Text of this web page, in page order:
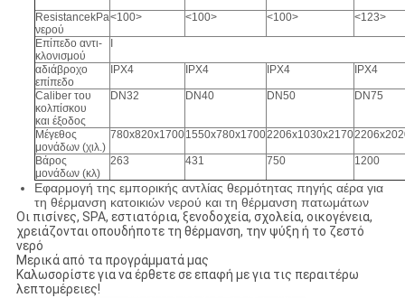
ResistancekPa
νερού
<100> <100> <100> <123>
Επίπεδο αντι-
κλονισμού
αδιάβροχο
επίπεδο
IPX4 IPX4 IPX4 IPX4
Caliber του
κολπίσκου
και έξοδος
DN32 DN40 DN50 DN75
Μέγεθος
μονάδων (χιλ.)
780x820x17001550x780x17002206x1030x2170
Βάρος
μονάδων (κλ)
263 431 750 1200
Εφαρμογή της εμπορικής αντλίας θερμότητας πηγής αέρα για
τη θέρμανση κατοικιών νερού και τη θέρμανση πατωμάτων
Οι πισίνες, SPA, εστιατόρια, ξενοδοχεία, σχολεία, οικογένεια,
χρειάζονται οπουδήποτε τη θέρμανση, την ψύξη ή το ζεστό
νερό
Μερικά από τα προγράμματά μας
Καλωσορίστε για να έρθετε σε επαφή με για τις περαιτέρω
λεπτομέρειες!